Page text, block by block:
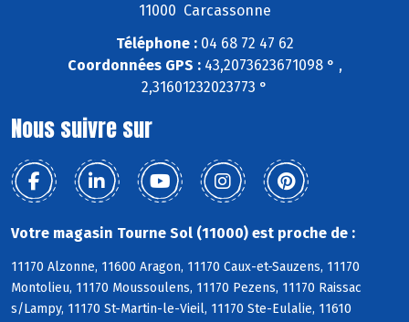
11000 Carcassonne
Téléphone :04 68 72 47 62
Coordonnées GPS :43,2073623671098 ° ,
2,31601232023773 °
Nous suivre sur
Votre magasin Tourne Sol (11000) est proche de :
11170 Alzonne, 11600 Aragon, 11170 Caux-et-Sauzens, 11170
Montolieu, 11170 Moussoulens, 11170 Pezens, 11170 Raissac
s/Lampy, 11170 St-Martin-le-Vieil, 11170 Ste-Eulalie, 11610